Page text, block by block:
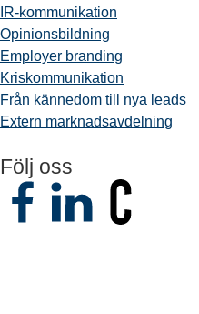
IR-kommunikation
Opinionsbildning
Employer branding
Kriskommunikation
Från kännedom till nya leads
Extern marknadsavdelning
Följ oss